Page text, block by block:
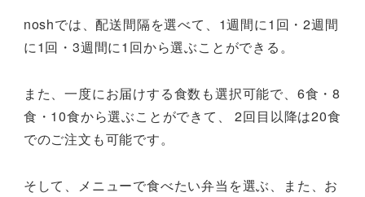
noshでは、配送間隔を選べて、1週間に1回・2週間
に1回・3週間に1回から選ぶことができる。
また、一度にお届けする食数も選択可能で、6食・8
食・10食から選ぶことができて、 2回目以降は20食
でのご注文も可能です。
そして、メニューで食べたい弁当を選ぶ、また、お